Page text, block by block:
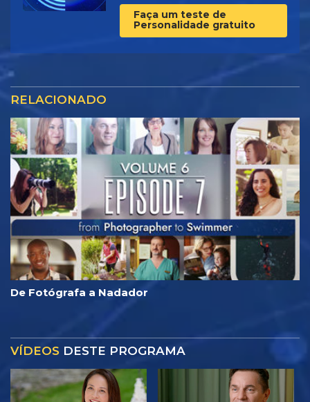
Faça um teste de
Personalidade gratuito
RELACIONADO
De Fotógrafa a Nadador
VÍDEOS DESTE PROGRAMA